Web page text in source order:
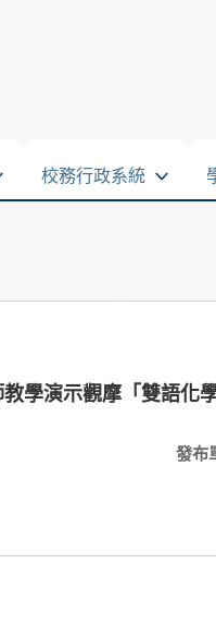
校務行政系統
學演示觀摩「雙語化學
發布